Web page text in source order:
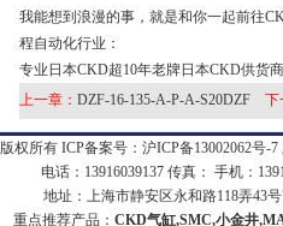
我能想到浪漫的事，就是和你一起前往
程自动化行业：
专业日本CKD超10年老牌日本CKD供货商
上一章： DZF-16-135-A-P-A-S20DZF 下
版权所有 ICP备案号： 沪ICP备13002062号-7
电话：13916039137 传真： 手机：
地址：上海市静安区永和路118弄43号
重点推荐产品： CKD气缸,SMC,小金井